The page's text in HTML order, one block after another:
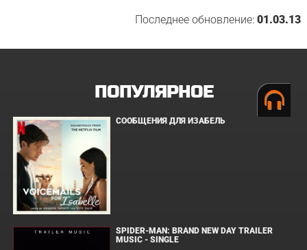
Последнее обновление:01.03.13
ПОПУЛЯРНОЕ
СООБЩЕНИЯ ДЛЯ ИЗАБЕЛЬ
SPIDER-MAN: BRAND NEW DAY TRAILER
MUSIC - SINGLE